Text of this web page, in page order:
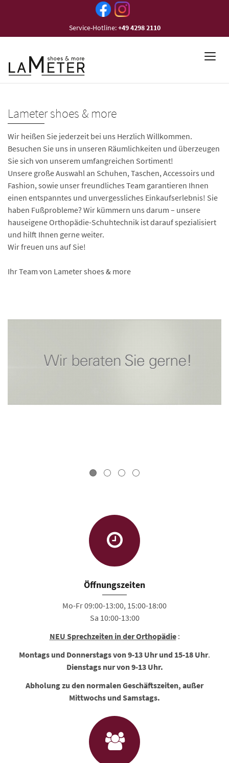
Service-Hotline:+49 4298 2110
Lameter shoes & more
Wir heißen Sie jederzeit bei uns Herzlich Willkommen.
Besuchen Sie uns in unseren Räumlichkeiten und überzeugen
Sie sich von unserem umfangreichen Sortiment!
Unsere große Auswahl an Schuhen, Taschen, Accessoirs und
Fashion, sowie unser freundliches Team garantieren Ihnen
einen entspanntes und unvergessliches Einkaufserlebnis! Sie
haben Fußprobleme? Wir kümmern uns darum – unsere
hauseigene Orthopädie-Schuhtechnik ist darauf spezialisiert
und hilft Ihnen gerne weiter.
Wir freuen uns auf Sie!
Ihr Team von Lameter shoes & more
Öffnungszeiten
Mo-Fr 09:00-13:00, 15:00-18:00
Sa 10:00-13:00
NEU Sprechzeiten in der Orthopädie:
Montags und Donnerstags von 9-13 Uhr und 15-18 Uhr.
Dienstags nur von 9-13 Uhr.
Abholung zu den normalen Geschäftszeiten, außer
Mittwochs und Samstags.